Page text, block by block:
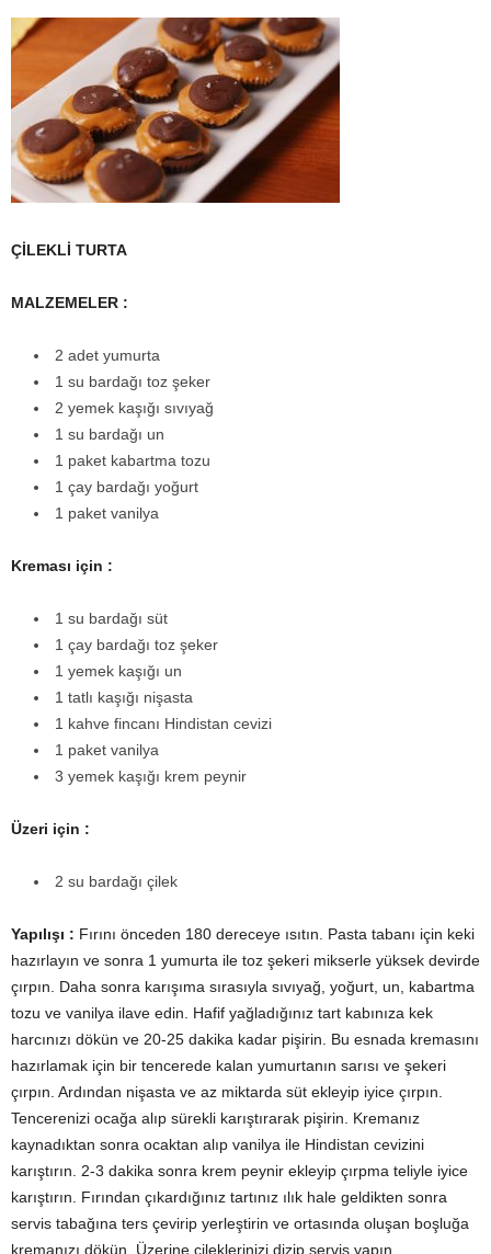
ÇİLEKLİ TURTA
MALZEMELER :
2 adet yumurta
1 su bardağı toz şeker
2 yemek kaşığı sıvıyağ
1 su bardağı un
1 paket kabartma tozu
1 çay bardağı yoğurt
1 paket vanilya
Kreması için :
1 su bardağı süt
1 çay bardağı toz şeker
1 yemek kaşığı un
1 tatlı kaşığı nişasta
1 kahve fincanı Hindistan cevizi
1 paket vanilya
3 yemek kaşığı krem peynir
Üzeri için :
2 su bardağı çilek
Yapılışı : Fırını önceden 180 dereceye ısıtın. Pasta tabanı için keki
hazırlayın ve sonra 1 yumurta ile toz şekeri mikserle yüksek devirde
çırpın. Daha sonra karışıma sırasıyla sıvıyağ, yoğurt, un, kabartma
tozu ve vanilya ilave edin. Hafif yağladığınız tart kabınıza kek
harcınızı dökün ve 20-25 dakika kadar pişirin. Bu esnada kremasını
hazırlamak için bir tencerede kalan yumurtanın sarısı ve şekeri
çırpın. Ardından nişasta ve az miktarda süt ekleyip iyice çırpın.
Tencerenizi ocağa alıp sürekli karıştırarak pişirin. Kremanız
kaynadıktan sonra ocaktan alıp vanilya ile Hindistan cevizini
karıştırın. 2-3 dakika sonra krem peynir ekleyip çırpma teliyle iyice
karıştırın. Fırından çıkardığınız tartınız ılık hale geldikten sonra
servis tabağına ters çevirip yerleştirin ve ortasında oluşan boşluğa
kremanızı dökün. Üzerine çileklerinizi dizip servis yapın.